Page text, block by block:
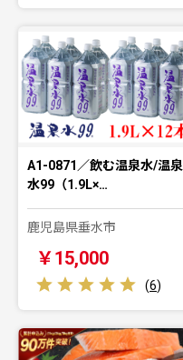
A1-0871／飲む温泉水/温泉
水99（1.9L×…
鹿児島県垂水市
￥15,000
(6)